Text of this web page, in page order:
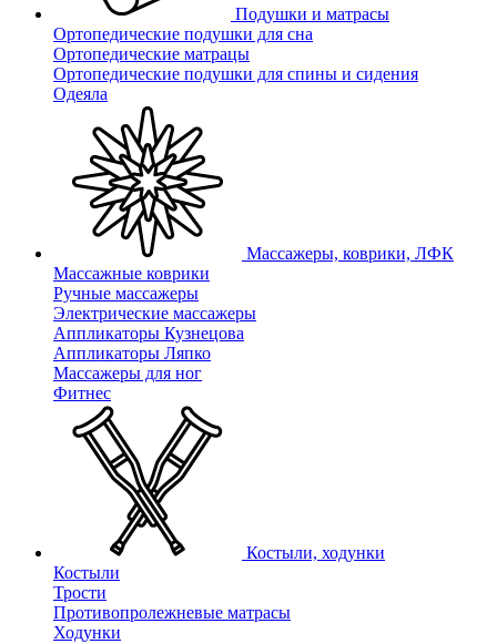
Подушки и матрасы
Ортопедические подушки для сна
Ортопедические матрацы
Ортопедические подушки для спины и сидения
Одеяла
Массажеры, коврики, ЛФК
Массажные коврики
Ручные массажеры
Электрические массажеры
Аппликаторы Кузнецова
Аппликаторы Ляпко
Массажеры для ног
Фитнес
Костыли, ходунки
Костыли
Трости
Противопролежневые матрасы
Ходунки